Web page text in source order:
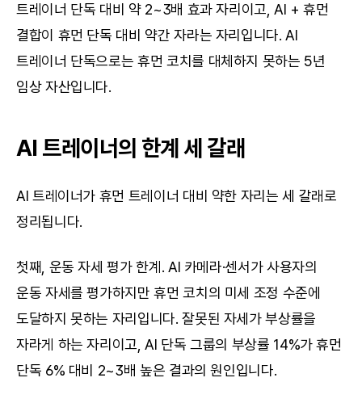
트레이너 단독 대비 약 2~3배 효과 자리이고, AI + 휴먼
결합이 휴먼 단독 대비 약간 자라는 자리입니다. AI
트레이너 단독으로는 휴먼 코치를 대체하지 못하는 5년
임상 자산입니다.
AI 트레이너의 한계 세 갈래
AI 트레이너가 휴먼 트레이너 대비 약한 자리는 세 갈래로
정리됩니다.
첫째, 운동 자세 평가 한계. AI 카메라·센서가 사용자의
운동 자세를 평가하지만 휴먼 코치의 미세 조정 수준에
도달하지 못하는 자리입니다. 잘못된 자세가 부상률을
자라게 하는 자리이고, AI 단독 그룹의 부상률 14%가 휴먼
단독 6% 대비 2~3배 높은 결과의 원인입니다.